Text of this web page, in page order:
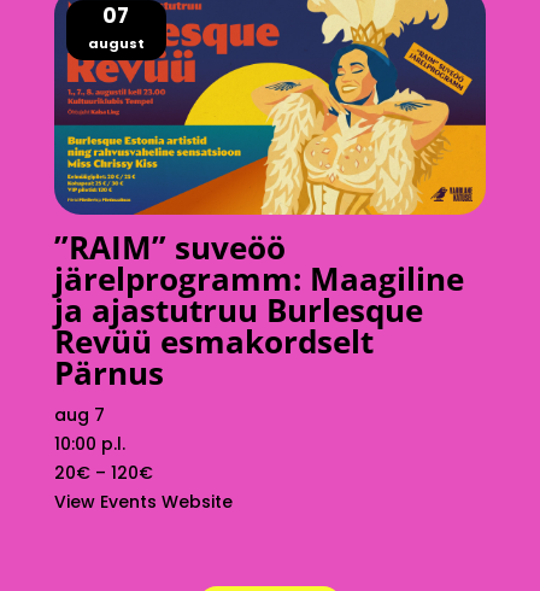
07
august
”RAIM” suveöö
järelprogramm: Maagiline
ja ajastutruu Burlesque
Revüü esmakordselt
Pärnus
aug 7
10:00 p.l.
20€ – 120€
View Events Website